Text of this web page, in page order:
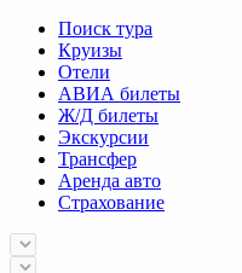
Поиск тура
Круизы
Отели
АВИА билеты
Ж/Д билеты
Экскурсии
Трансфер
Аренда авто
Страхование